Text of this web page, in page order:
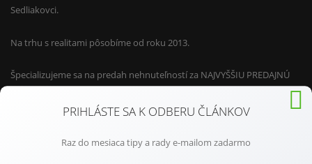
Sedliakovci.
Na trhu s realitami pôsobíme od roku 2013.
Špecializujeme sa na predah nehnuteľností za NAJVYŠŠIU PREDAJNÚ
PRIHLÁSTE SA K ODBERU ČLÁNKOV
Raz do mesiaca tipy a rady e-mailom zadarmo